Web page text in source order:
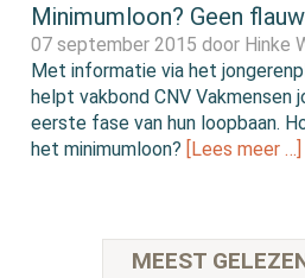
Minimumloon? Geen
07 september 2015 door Hinke
Met informatie via het
helpt vakbond CNV Vakmensen
eerste fase van hun loopbaan.
het minimumloon? [Lees meer …]
MEEST